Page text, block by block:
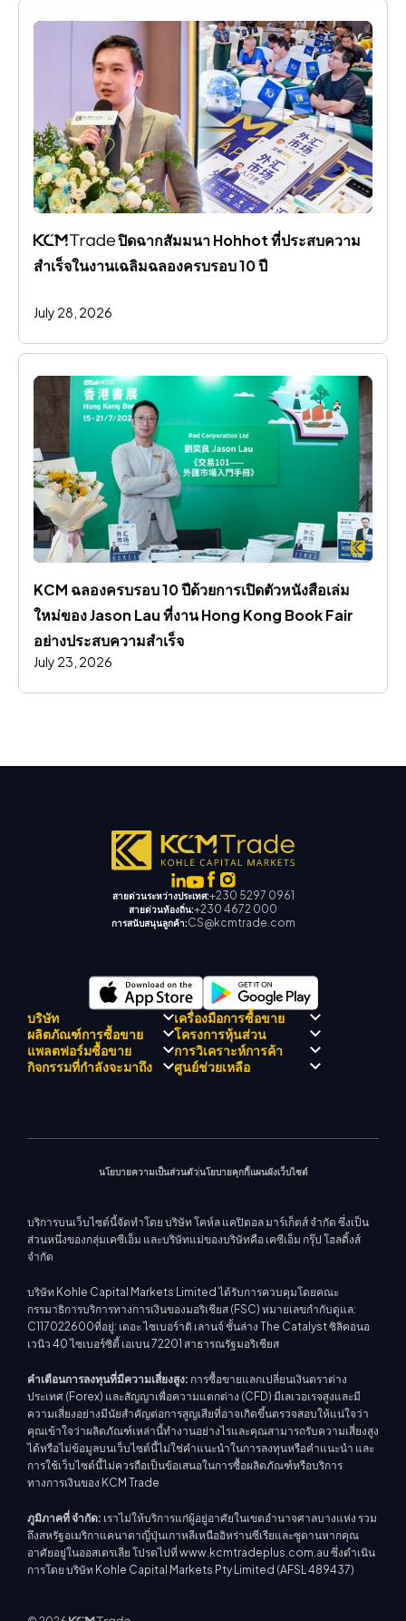
ปิดฉากสัมมนา Hohhot ที่ประสบความ
สําเร็จในงานเฉลิมฉลองครบรอบ 10 ปี
July 28, 2026
KCM ฉลองครบรอบ 10 ปีด้วยการเปิดตัวหนังสือเล่ม
ใหม่ของ Jason Lau ที่งาน Hong Kong Book Fair
อย่างประสบความสําเร็จ
July 23, 2026
สายด่วนระหว่างประเทศ:+230 5297 0961
สายด่วนท้องถิ่น:+230 4672 000
การสนับสนุนลูกค้า:CS@kcmtrade.com
บริษัท
การปฏิบัติตามกฎระเบียบ
เกี่ยวกับ KCM เทรด
ทีมดริฟท์เทรด เคซีเอ็ม
เครื่องมือการซื้อขาย
KCM เทรด AI ที่ปรึกษา
ศูนย์สัญญาณเทรด เคซีเอ็ม
ปฏิทินเศรษฐกิ
ผลิตภัณฑ์การซื้อขาย
Forex
โครงการหุ้นส่วน
แนะนำโปรแกรมโบรกเกอร์
แพลตฟอร์มซื้อขาย การวิเคราะห์การค้า
ทีมนักวิเคราะห์ตลาด
กิจกรรมที่กำลังจะมาถึง ศูนย์ช่วยเหลือ
นโยบายความเป็นส่วนตัวนโยบายคุกกี้ แผนผังเว็บไซต์
บริการบนเว็บไซต์นี้จัดทำโดย บริษัท โคห์ล แคปิตอล มาร์เก็ตส์ จำกัด ซึ่งเป็น
ส่วนหนึ่งของกลุ่มเคซีเอ็ม และบริษัทแม่ของบริษัทคือ เคซีเอ็ม กรุ๊ป โฮลดิ้งส์
จำกัด
บริษัท Kohle Capital Markets Limited ได้รับการควบคุมโดยคณะ
กรรมาธิการบริการทางการเงินของมอริเชียส (FSC) หมายเลขกำกับดูแล:
C117022600ที่อยู่: เดอะ ไซเบอร์าติ เลานจ์ ชั้นล่าง The Catalyst ซิลิคอนอ
เวนิว 40 ไซเบอร์ซิตี้ เอเบน 72201 สาธารณรัฐมอริเชียส
คำเตือนการลงทุนที่มีความเสี่ยงสูง: การซื้อขายแลกเปลี่ยนเงินตราต่าง
ประเทศ (Forex) และสัญญาเพื่อความแตกต่าง (CFD) มีเลเวอเรจสูงและมี
ความเสี่ยงอย่างมีนัยสำคัญต่อการสูญเสียที่อาจเกิดขึ้นตรวจสอบให้แน่ใจว่า
คุณเข้าใจว่าผลิตภัณฑ์เหล่านี้ทำงานอย่างไรและคุณสามารถรับความเสี่ยงสูง
ได้หรือไม่ข้อมูลบนเว็บไซต์นี้ไม่ใช่คำแนะนำในการลงทุนหรือคำแนะนำ และ
การใช้เว็บไซต์นี้ไม่ควรถือเป็นข้อเสนอในการซื้อผลิตภัณฑ์หรือบริการ
ทางการเงินของ KCM Trade
ภูมิภาคที่ จำกัด: เราไม่ให้บริการแก่ผู้อยู่อาศัยในเขตอำนาจศาลบางแห่ง รวม
ถึงสหรัฐอเมริกาแคนาดาญี่ปุ่นเกาหลีเหนืออิหร่านซีเรียและซูดานหากคุณ
อาศัยอยู่ในออสเตรเลีย โปรดไปที่ www.kcmtradeplus.com.au ซึ่งดำเนิน
การโดย บริษัท Kohle Capital Markets Pty Limited (AFSL 489437)